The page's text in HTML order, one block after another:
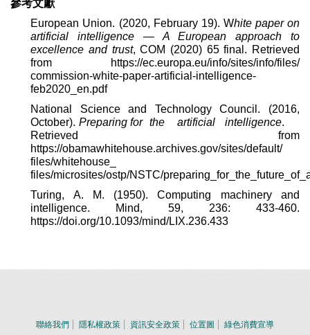
參考文獻
European Union. (2020, February 19). White paper on
artificial intelligence —A European approach to
excellence and trust, COM (2020) 65 final. Retrieved
from https://ec.europa.eu/info/sites/info/files/
commission-white-paper-artificial-intelligence-
feb2020_en.pdf
National Science and Technology Council. (2016,
October). Preparing for the artificial intelligence.
Retrieved from
https://obamawhitehouse.archives.gov/sites/default/
files/whitehouse_
files/microsites/ostp/NSTC/
Turing, A. M. (1950). Computing machinery and
intelligence. Mind, 59, 236: 433-460.
https://doi.org/10.1093/mind/LIX.236.433
聯絡我們 隱私權政策 資訊安全政策 位置圖 綠色消費宣導